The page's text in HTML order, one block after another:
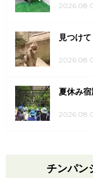
見つけ
夏休み
チンパン